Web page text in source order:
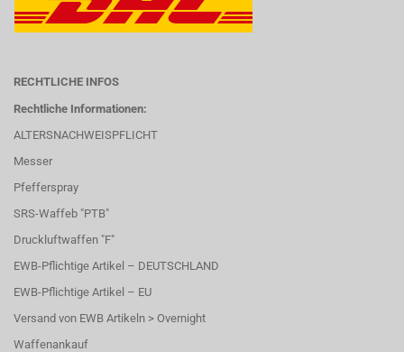
RECHTLICHE INFOS
Rechtliche Informationen:
ALTERSNACHWEISPFLICHT
Messer
Pfefferspray
SRS-Waffeb "PTB"
Druckluftwaffen "F"
EWB-Pflichtige Artikel – DEUTSCHLAND
EWB-Pflichtige Artikel – EU
Versand von EWB Artikeln > Overnight
Waffenankauf